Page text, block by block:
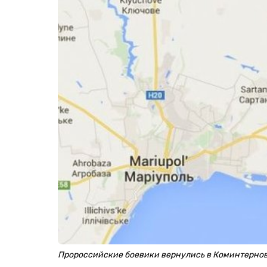
Пророссийские боевики вернулись в